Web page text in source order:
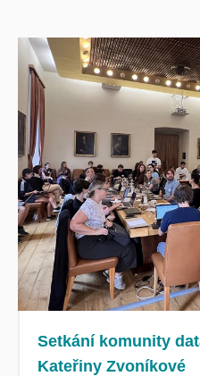
Setkání komunity
Kateřiny Zvoníkové